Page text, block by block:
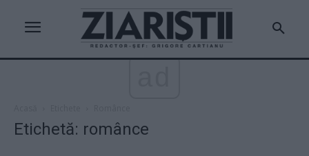
Etichetă: românce